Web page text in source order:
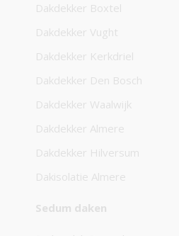
Dakdekker Boxtel
Dakdekker Vught
Dakdekker Kerkdriel
Dakdekker Den Bosch
Dakdekker Waalwijk
Dakdekker Almere
Dakdekker Hilversum
Dakisolatie Almere
Sedum daken